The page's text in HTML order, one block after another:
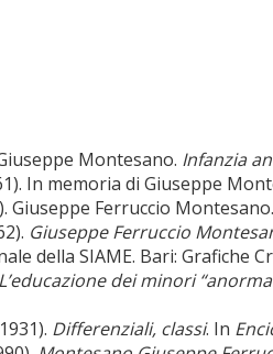
Montesano. Infanzia
In memoria di Giuseppe
Giuseppe Ferruccio Montesano.
Giuseppe Ferruccio
della SIAME. Bari: Grafiche
L’educazione dei minori
Differenziali, classi. In